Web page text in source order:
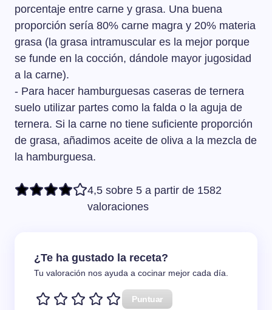
porcentaje entre carne y grasa. Una buena
proporción sería 80% carne magra y 20% materia
grasa (la grasa intramuscular es la mejor porque
se funde en la cocción, dándole mayor jugosidad
a la carne).
- Para hacer hamburguesas caseras de ternera
suelo utilizar partes como la falda o la aguja de
ternera. Si la carne no tiene suficiente proporción
de grasa, añadimos aceite de oliva a la mezcla de
la hamburguesa.
4,5 sobre 5 a partir de 1582
valoraciones
¿Te ha gustado la receta?
Tu valoración nos ayuda a cocinar mejor cada día.
Puntuar